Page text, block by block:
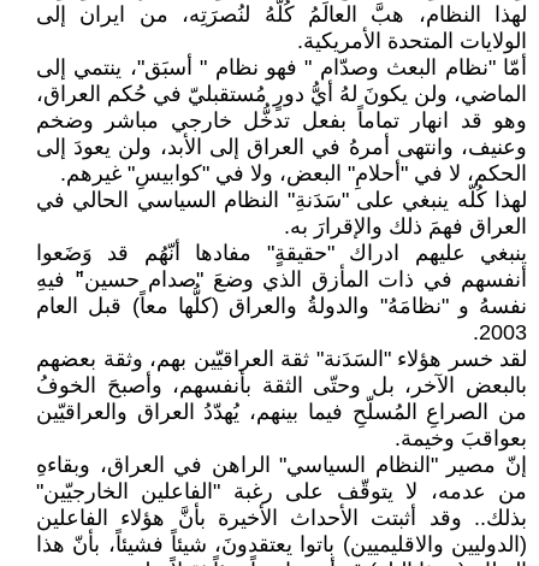
لهذا النظام، هبَّ العالَمُ كُلّهُ لنُصرَتِه، من ايران إلى
الولايات المتحدة الأمريكية.
أمّا "نظام البعث وصدّام " فهو نظام " أسبَق"، ينتمي إلى
الماضي، ولن يكونَ لهُ أيُّ دورٍ مُستقبليّ في حُكم العراق،
وهو قد انهار تماماً بفعل تدخُّل خارجي مباشر وضخم
وعنيف، وانتهى أمرهُ في العراق إلى الأبد، ولن يعودَ إلى
الحكم، لا في "أحلامِ" البعض، ولا في "كوابيسِ" غيرهم.
لهذا كُلّه ينبغي على "سَدَنةِ" النظام السياسي الحالي في
العراق فهمَ ذلك والإقرارَ به.
ينبغي عليهم ادراك "حقيقةٍ" مفادها أنّهُم قد وَضَعوا
أنفسهم في ذات المأزق الذي وضعَ "صدام حسين"َ فيهِ
نفسهُ و "نظامَهُ" والدولةُ والعراق (كلُّها معاً) قبل العام
2003.
لقد خسر هؤلاء "السَدَنة" ثقة العراقيّين بهم، وثقة بعضهم
بالبعض الآخر، بل وحتّى الثقة بأنفسهم، وأصبحَ الخوفُ
من الصراعِ المُسلّحِ فيما بينهم، يُهدّدُ العراق والعراقيّين
بعواقبَ وخيمة.
إنّ مصير "النظام السياسي" الراهن في العراق، وبقاءهِ
من عدمه، لا يتوقّف على رغبة "الفاعلين الخارجيّين"
بذلك.. وقد أثبتت الأحداث الأخيرة بأنَّ هؤلاء الفاعلين
(الدوليين والاقليميين) باتوا يعتقدونَ، شيئاً فشيئاً، بأنّ هذا